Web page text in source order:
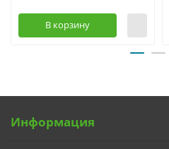
В корзину
Информация